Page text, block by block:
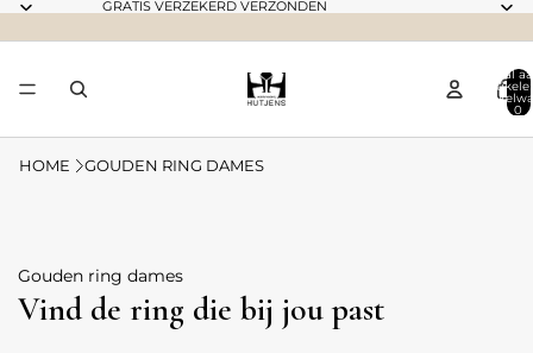
GRATIS VERZEKERD VERZONDEN
Totaal
0
HOME GOUDEN RING DAMES
Gouden ring dames
Vind de ring die bij jou past